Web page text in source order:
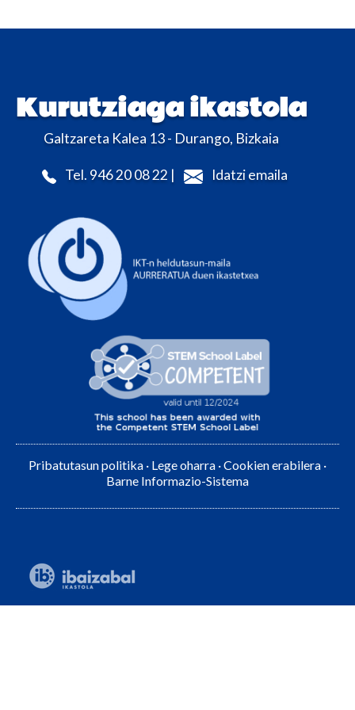
Kurutziaga ikastola
Galtzareta Kalea 13 - Durango, Bizkaia
Tel. 946 20 08 22 | Idatzi emaila
Pribatutasun politika · Lege oharra ·Cookien erabilera ·
Barne Informazio-Sistema